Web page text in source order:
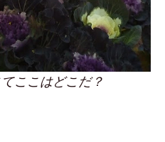
ここはどこだ？